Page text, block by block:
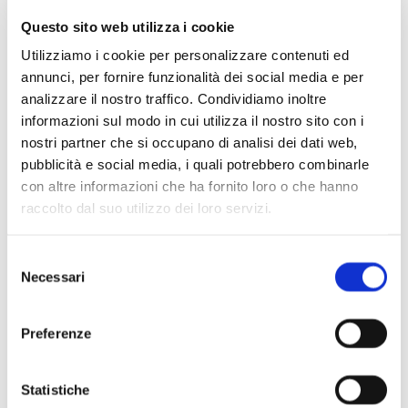
Questo sito web utilizza i cookie
Utilizziamo i cookie per personalizzare contenuti ed
annunci, per fornire funzionalità dei social media e per
analizzare il nostro traffico. Condividiamo inoltre
informazioni sul modo in cui utilizza il nostro sito con i
nostri partner che si occupano di analisi dei dati web,
pubblicità e social media, i quali potrebbero combinarle
con altre informazioni che ha fornito loro o che hanno
raccolto dal suo utilizzo dei loro servizi.
delNecessari
Preferenze
Statistiche
nuovissime generazioni al mondo della musica classica. I
Piccoli Pomeriggi Musicali sono Nucleo aderente al Sistema e
fanno parte di FuturOrchestra, l’orchestra lombarda del
Sistema delle Orchestre e dei Cori Giovanili in Italia
patrocinato dal M° Claudio Abbado. I Piccoli Pomeriggi
Musicali sono oggi considerati tra le realtà più interessanti
nel panorama delle formazioni giovanili. Direttore della
formazione è, dalla sua fondazione, il M° Daniele Parziani. I